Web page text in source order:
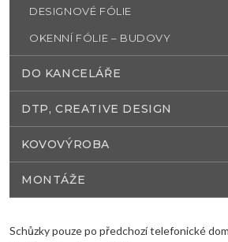
DESIGNOVÉ FÓLIE
OKENNÍ FÓLIE – BUDOVY
DO KANCELÁŘE
DTP, CREATIVE DESIGN
KOVOVÝROBA
MONTÁŽE
Schůzky pouze po předchozí telefonické